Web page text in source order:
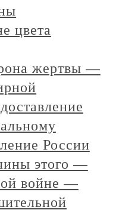
цвета
жертвы —
России
этого —
войне —